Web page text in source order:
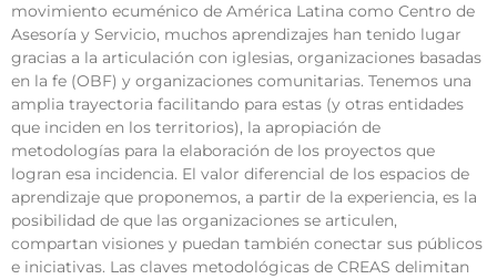
movimiento ecuménico de América Latina como Centro de
Asesoría y Servicio, muchos aprendizajes han tenido lugar
gracias a la articulación con iglesias, organizaciones basadas
en la fe (OBF) y organizaciones comunitarias. Tenemos una
amplia trayectoria facilitando para estas (y otras entidades
que inciden en los territorios), la apropiación de
metodologías para la elaboración de los proyectos que
logran esa incidencia. El valor diferencial de los espacios de
aprendizaje que proponemos, a partir de la experiencia, es la
posibilidad de que las organizaciones se articulen,
compartan visiones y puedan también conectar sus públicos
e iniciativas. Las claves metodológicas de CREAS delimitan